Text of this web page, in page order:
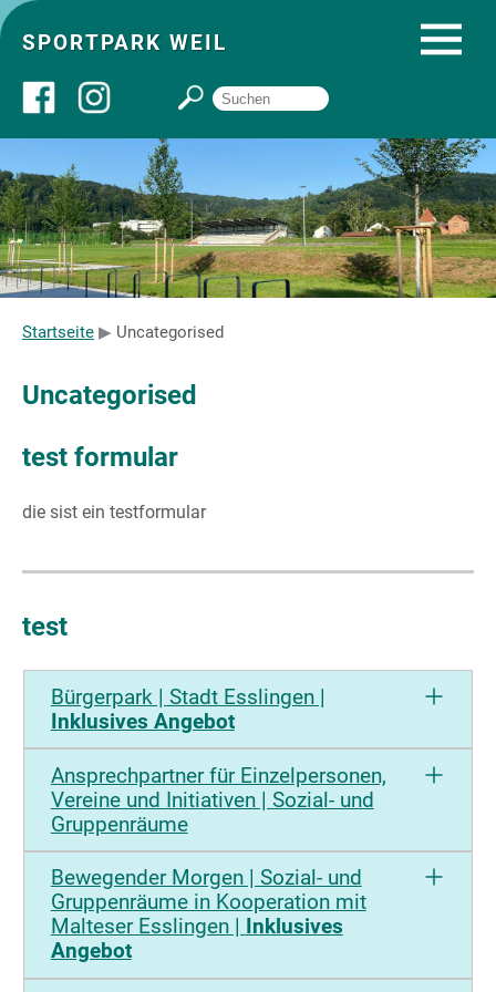
SPORTPARK WEIL
Über uns
Startseite
Angebote
Sportpark
Startseite Uncategorised
Uncategorised
test formular
die sist ein testformular
test
Bürgerpark | Stadt Esslingen |
Inklusives Angebot
Eingebettet in den Sportpark ist der
öffentliche Bürgerpark.
Mitten im Grünen und vor der großartigen
Kulisse der Domäne Weil laden die
Hängematten und Sitzsteine zum
Ausruhen und Entspannen ein.
Schaukeln, Kinderspielplatz und
Ansprechpartner für Einzelpersonen,
Vereine und Initiativen | Sozial- und
Gruppenräume
Unsere Ansprechperson vor Ort ist nicht
nur ifür die Vermietung der Sozial- und
Gruppenräume zuständig – sie ist auch
zentrale Kontaktstelle für Vereine,
Bewegender Morgen | Sozial- und
Gruppenräume in Kooperation mit
Malteser Esslingen | Inklusives
Angebot